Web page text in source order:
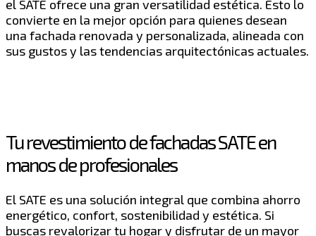
el SATE ofrece una gran versatilidad estética. Esto lo
convierte en la mejor opción para quienes desean
una fachada renovada y personalizada, alineada con
sus gustos y las tendencias arquitectónicas actuales.
Tu revestimiento de fachadas SATE en
manos de profesionales
El SATE es una solución integral que combina ahorro
energético, confort, sostenibilidad y estética. Si
buscas revalorizar tu hogar y disfrutar de un mayor